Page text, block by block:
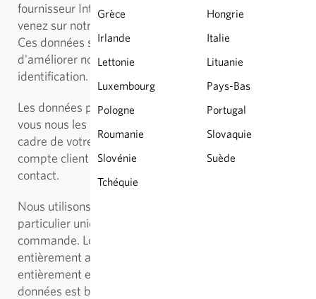
Grèce
Hongrie
Irlande
Italie
Lettonie
Lituanie
Luxembourg
Pays-Bas
Pologne
Portugal
Roumanie
Slovaquie
Slovénie
Suède
Tchéquie
fournisseur Internet, la page depuis laquelle vous
venez sur notre site ou le nom du fichier demandé.
Ces données sont exploitées exclusivement en vue
d'améliorer notre offre et ne permettent pas votre
identification.
Les données personnelles ne sont collectées que si
vous nous les communiquez de votre plein gré dans le
cadre de votre commande, lors de l'ouverture d'un
compte client ou de l’utilisation du formulaire de
contact.
Nous utilisons ces données sans votre consentement
particulier uniquement afin d‘exécuter votre
commande. Lorsque l'exécution du contrat est
entièrement achevée et le paiement du prix d'achat
entièrement effectué, l'utilisation ultérieure de vos
données est bloquée et celles-ci sont supprimées